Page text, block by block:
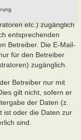
festlegen, dass
Nutzerkreis
etc.) zugänglich
entsprechenden
Betreiber. Die E-Mail-
für den Betreiber
zugänglich.
Betreiber nur mit
gilt nicht, sofern er
der Daten (z.
ist oder die Daten zur
sind.